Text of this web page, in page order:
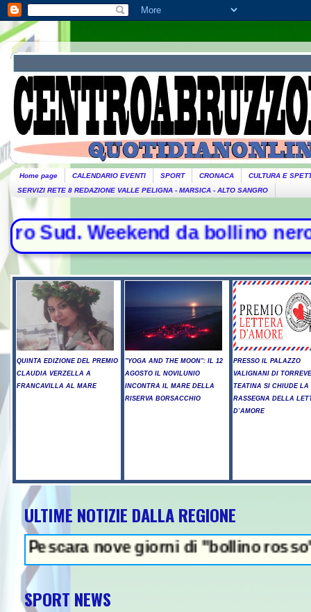
Home page CALENDARIO EVENTI SPORT CRONACA
CULTURA E
SERVIZI RETE 8 REDAZIONE VALLE PELIGNA - MARSICA - ALTO SANGRO
da bollino nero per
QUINTA EDIZIONE DEL PREMIO
CLAUDIA VERZELLA A
FRANCAVILLA AL MARE
"YOGA AND THE MOON": IL 12
AGOSTO IL NOVILUNIO
INCONTRA IL MARE DELLA
RISERVA BORSACCHIO
PRESSO IL PALAZZO
VALIGNANI DI
TEATINA SI CHIUDE LA
RASSEGNA DELLA
D’AMORE
ULTIME NOTIZIE DALLA REGIONE
nove giorni di "bollino rosso"-
SPORT NEWS
NEWS IN